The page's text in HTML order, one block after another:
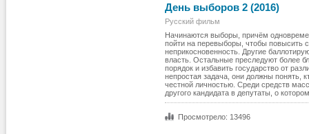
День выборов 2 (2016)
Русский фильм
Начинаются выборы, причём
пойти на перевыборы, чтобы повысить
неприкосновенность. Другие
власть. Остальные преследуют более
порядок и избавить государство от
непростая задача, они должны понять,
честной личностью. Среди средств
другого кандидата в депутаты, о
Просмотрело: 13496